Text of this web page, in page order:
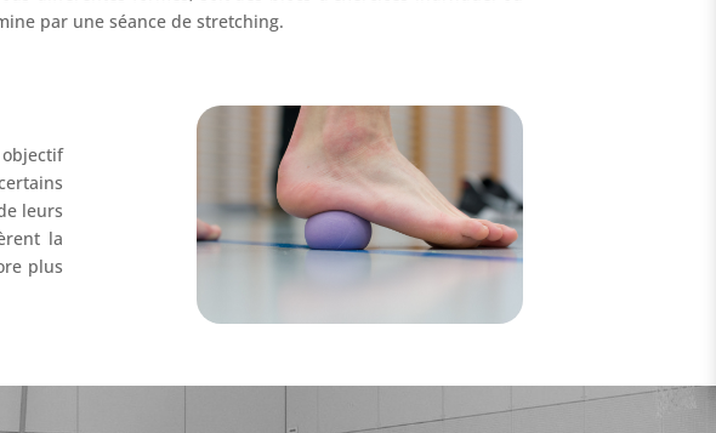
par une séance de stretching.
leurs
la
plus